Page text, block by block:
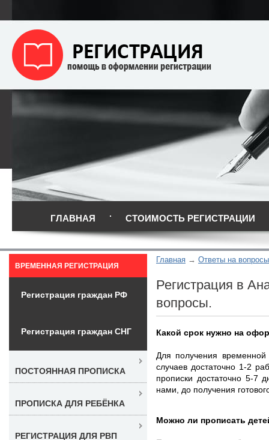
ГЛАВНАЯ СТОИМОСТЬ РЕГИСТРАЦИИ
Главная Ответы на
Регистрация в
вопросы.
Какой срок нужно на
Для получения
случаев достаточно 1-2
прописки достаточно 5-7
нами, до получения
Можно ли прописать
ВРЕМЕННАЯ РЕГИСТРАЦИЯ
Регистрация граждан РФ
Регистрация граждан СНГ
ПОСТОЯННАЯ ПРОПИСКА
ПРОПИСКА ДЛЯ РЕБЁНКА
РЕГИСТРАЦИЯ ДЛЯ РВП